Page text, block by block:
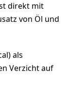
direkt mit
von Öl und
als
Verzicht auf